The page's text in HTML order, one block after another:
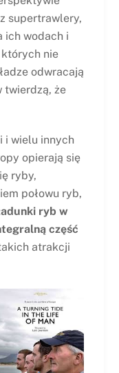
supertrawlery,
ich wodach i
nie
odwracają
twierdzą, że
i wielu innych
opierają się
ryby,
połowu ryb,
ryb w
część
atrakcji